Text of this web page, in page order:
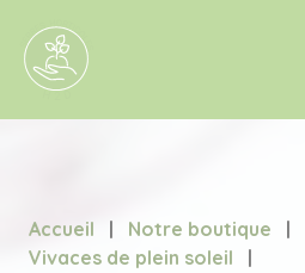
Accueil | Notre boutique |
Vivaces de plein soleil
|